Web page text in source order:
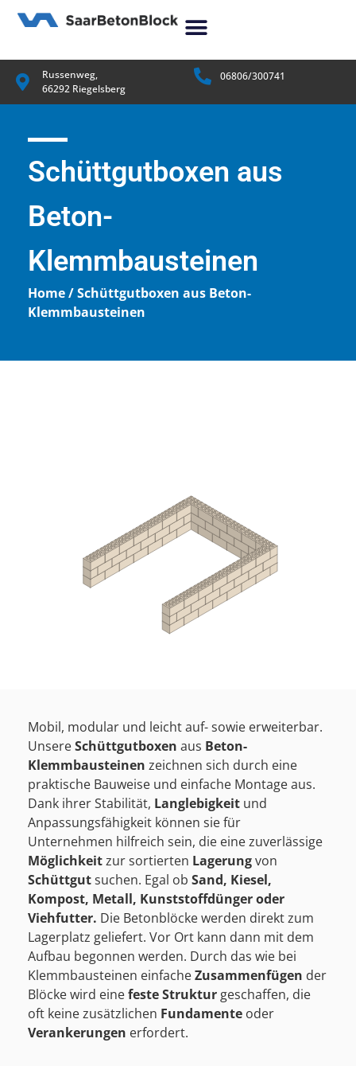
06806/300741
Russenweg,
66292 Riegelsberg
Schüttgutboxen aus
Beton-
Klemmbausteinen
Home / Schüttgutboxen aus Beton-
Klemmbausteinen
Mobil, modular und leicht auf- sowie erweiterbar.
UnsereSchüttgutboxen aus Beton-
Klemmbausteinen zeichnen sich durch eine
praktische Bauweise und einfache Montage aus.
Dank ihrer Stabilität, Langlebigkeit und
Anpassungsfähigkeit können sie für
Unternehmen hilfreich sein, die eine zuverlässige
Möglichkeitzur sortierten Lagerungvon
Schüttgutsuchen. Egal ob Sand, Kiesel,
Kompost, Metall, Kunststoffdünger oder
Viehfutter. Die Betonblöcke werden direkt zum
Lagerplatz geliefert. Vor Ort kann dann mit dem
Aufbau begonnen werden. Durch das wie bei
Klemmbausteinen einfacheZusammenfügen der
Blöcke wird einefeste Struktur geschaffen, die
oft keine zusätzlichen Fundamente oder
Verankerungen erfordert.